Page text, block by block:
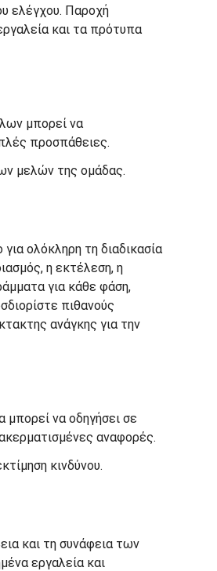
ελέγχου. Παροχή
και τα πρότυπα
μπορεί να
προσπάθειες.
μελών της ομάδας.
ολόκληρη τη διαδικασία
η εκτέλεση, η
για κάθε φάση,
πιθανούς
ανάγκης για την
μπορεί να οδηγήσει σε
αναφορές.
κινδύνου.
και τη συνάφεια των
εργαλεία και